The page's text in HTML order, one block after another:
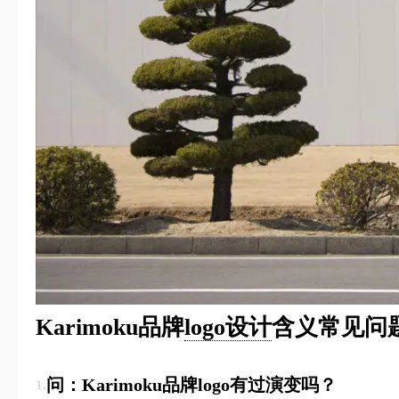
Karimoku品牌logo设计含义常见问
1.问：Karimoku品牌logo有过演变吗？